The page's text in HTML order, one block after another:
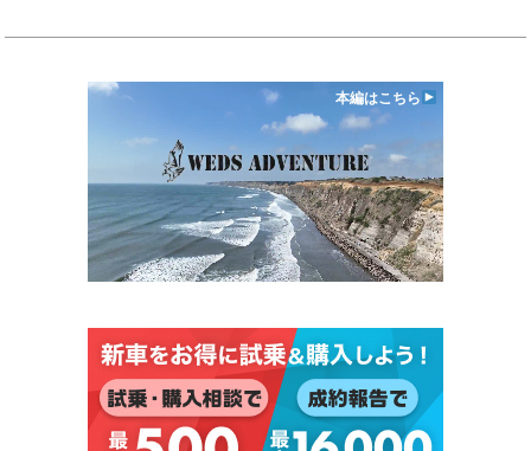
本編はこちら